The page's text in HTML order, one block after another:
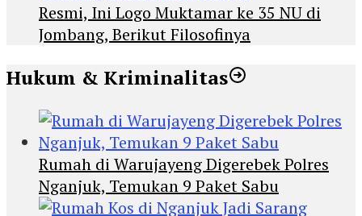
Resmi, Ini Logo Muktamar ke 35 NU di
Jombang, Berikut Filosofinya
Hukum & Kriminalitas
Rumah di Warujayeng Digerebek Polres
Nganjuk, Temukan 9 Paket Sabu